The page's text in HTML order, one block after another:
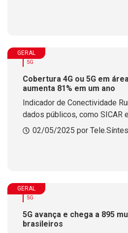
GERAL
5G
Cobertura 4G ou 5G em
aumenta 81% em um ano
Indicador de Conectividade
dados públicos, como SICAR
Anatel, e revela avanço em
02/05/2025 por
GERAL
5G
5G avança e chega a 895
brasileiros